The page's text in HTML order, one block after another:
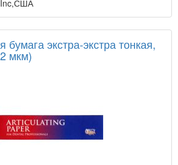
Inc,США
бумага экстра-экстра тонкая,
мкм)